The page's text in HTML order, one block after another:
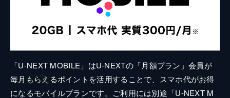
「U-NEXT MOBILE」はU-NEXTの「月額プラン」会員が
毎月もらえるポイントを活用することで、スマホ代がお得
になるモバイルプランです。ご利用には別途「U-NEXT M